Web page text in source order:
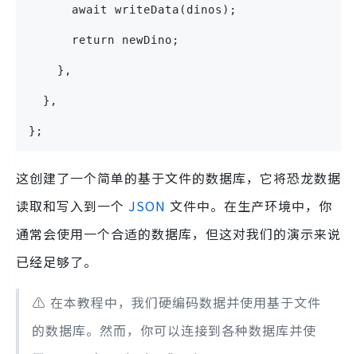
      await writeData(dinos);
      return newDino;
    },
  },
};
这创建了一个简单的基于文件的数据库，它将恐龙数据
读取和写入到一个 JSON 文件中。在生产环境中，你
通常会使用一个合适的数据库，但这对我们的演示来说
已经足够了。
⚠️️ 在本教程中，我们硬编码数据并使用基于文件
的数据库。然而，你可以连接到各种数据库并使